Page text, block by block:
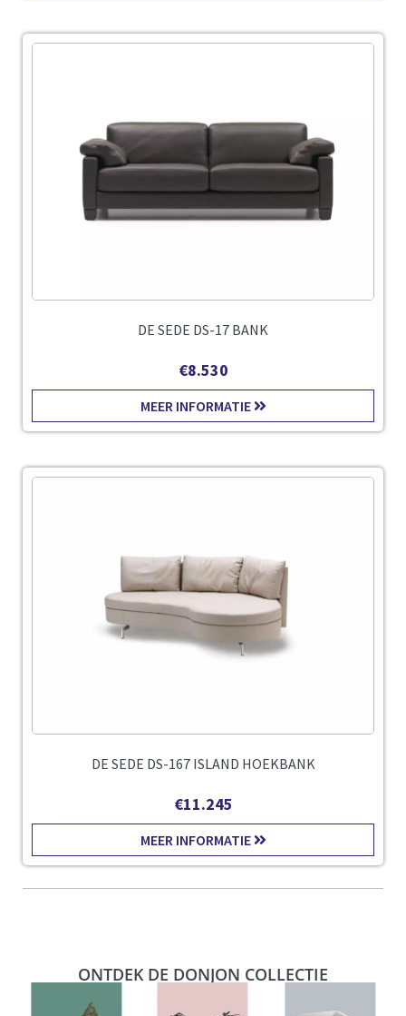
DE SEDE DS-17 BANK
€8.530
MEER INFORMATIE
DE SEDE DS-167 ISLAND HOEKBANK
€11.245
MEER INFORMATIE
ONTDEK DE DONJON COLLECTIE